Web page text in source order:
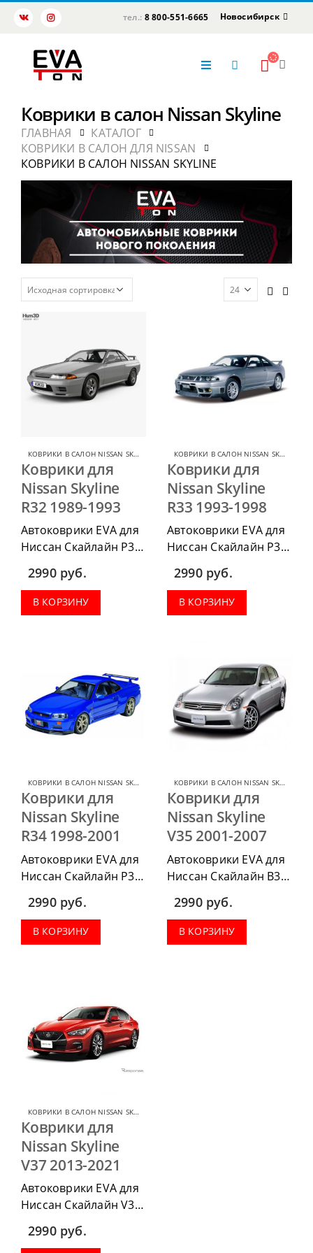
тел.: 8 800-551-6665 Новосибирск
Коврики в салон Nissan Skyline
ГЛАВНАЯ
КАТАЛОГ
КОВРИКИ В САЛОН ДЛЯ NISSAN
КОВРИКИ В САЛОН NISSAN SKYLINE
КОВРИКИ В САЛОН NISSAN SKYLINE КОВРИКИ В САЛОН ДЛЯ NISSAN
Коврики для
Nissan Skyline
R32 1989-1993
Автоковрики EVA для
Ниссан Скайлайн Р32
1989-1993 можно
приобрести в
комплектации:
водительский коврик,
2990 руб.
В КОРЗИНУ
КОВРИКИ В САЛОН NISSAN SKYLINE
Коврики для
Nissan Skyline
R33 1993-1998
Автоковрики EVA для
Ниссан Скайлайн Р33
1993-1998 можно
приобрести в
комплектации:
водительский коврик,
багажник.
2990 руб.
В КОРЗИНУ
КОВРИКИ В САЛОН NISSAN SKYLINE КОВРИКИ В САЛОН ДЛЯ NISSAN
Коврики для
Nissan Skyline
R34 1998-2001
Автоковрики EVA для
Ниссан Скайлайн Р34
приобрести в
комплектации:
водительский коврик,
2990 руб.
В КОРЗИНУ
КОВРИКИ В САЛОН NISSAN SKYLINE
Коврики для
Nissan Skyline
V35 2001-2007
Автоковрики EVA для
Ниссан Скайлайн В35
приобрести в
комплектации:
водительский коврик,
2990 руб.
В КОРЗИНУ
КОВРИКИ В САЛОН NISSAN SKYLINE
Коврики для
Nissan Skyline
V37 2013-2021
Автоковрики EVA для
Ниссан Скайлайн V37
приобрести в
2990 руб.